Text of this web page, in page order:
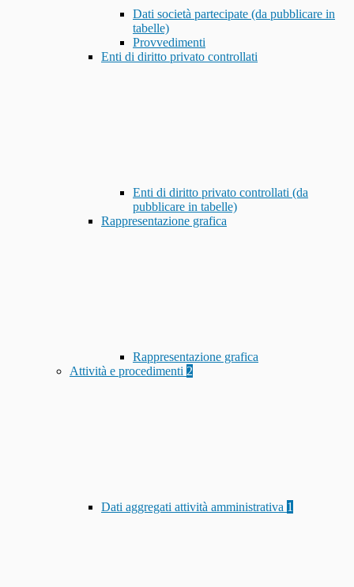
Dati società partecipate (da pubblicare in
tabelle)
Provvedimenti
Enti di diritto privato controllati
Enti di diritto privato controllati (da
pubblicare in tabelle)
Rappresentazione grafica
Rappresentazione grafica
Attività e procedimenti 2
Dati aggregati attività amministrativa 1